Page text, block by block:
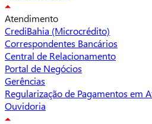
Atendimento
CrediBahia (Microcrédito)
Correspondentes Bancários
Central de Relacionamento
Portal de Negócios
Gerências
Regularização de Pagamentos em
Ouvidoria